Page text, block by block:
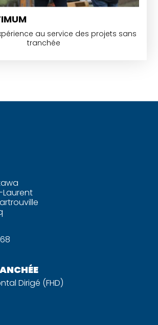
au service des projets sans
tranchée
Dirigé (FHD)